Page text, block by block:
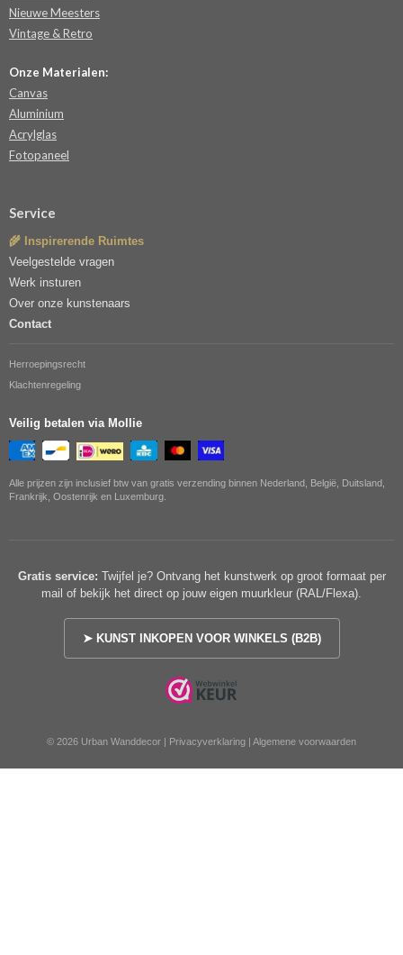
Nieuwe Meesters
Vintage & Retro
Onze Materialen:
Canvas
Aluminium
Acrylglas
Fotopaneel
Service
🌾 Inspirerende Ruimtes
Veelgestelde vragen
Werk insturen
Over onze kunstenaars
Contact
Herroepingsrecht
Klachtenregeling
Veilig betalen via Mollie
Alle prijzen zijn inclusief btw van gratis verzending binnen Nederland, België, Duitsland,
Frankrijk, Oostenrijk en Luxemburg.
Gratis service: Twijfel je? Ontvang het kunstwerk op groot formaat per
mail of bekijk het direct op jouw eigen muurkleur (RAL/Flexa).
➤ KUNST INKOPEN VOOR WINKELS (B2B)
© 2026 Urban Wanddecor | Privacyverklaring | Algemene voorwaarden